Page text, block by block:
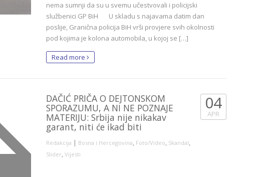
nema sumnji da su u svemu učestvovali i policijski
službenici GP BiH U skladu s najavama datim dan
poslije, Granična policija BiH vrši provjere svih okolnosti
pod kojima je kolona automobila, u kojoj se […]
Read more
DAČIĆ PRIČA O DEJTONSKOM
SPORAZUMU, A NI NE POZNAJE
MATERIJU: Srbija nije nikakav
garant, niti će ikad biti
Redakcija | Bosna i Hercegovina, Foto/Video, Skandal,
Slider, Vijesti
04
APR